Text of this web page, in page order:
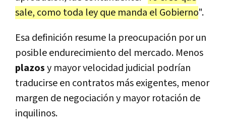
sale, como toda ley que manda el Gobierno".
Esa definición resume la preocupación por un
posible endurecimiento del mercado. Menos
plazosy mayor velocidad judicial podrían
traducirse en contratos más exigentes, menor
margen de negociación y mayor rotación de
inquilinos.